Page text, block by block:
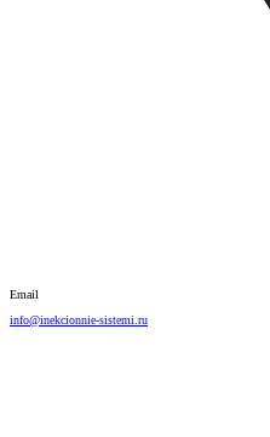
Email
info@inekcionnie-sistemi.ru